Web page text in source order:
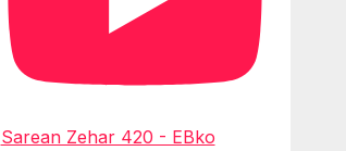
Sarean Zehar 420 - EBko